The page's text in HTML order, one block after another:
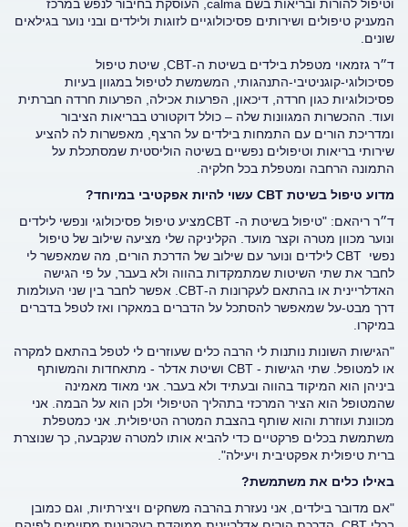
וטיפול להורות ובריאות בשם calma, העוסקת בחיבור לנפש במרכז
המעניק טיפולים ושירותים פסיכולוגיים לזוגות ולילדים ובני נוער בגילאים
שונים.
ד״ר גזמאוי מטפלת בילדים בשיטת ה-CBT, שיטת טיפול
פסיכולוגי-קוגניטיבי-התנהגותי, המשמשת לטיפול במגוון בעיות
פסיכולוגיות כגון חרדה, דיכאון, הפרעות אכילה, הפרעות חרדה חברתית
ועוד. ההכשרות המגוונות שלה – כולל דוקטורט בבריאות הציבור
ומדריכת הורים עם התמחות בילדים על הרצף, מאפשרות לה להציע
שירותי בריאות וטיפולים נפשיים בשיטה הוליסטית שמסתכלת על
התמונה הרחבה ומטפלת בכל חלקיה.
מדוע טיפול בשיטת CBT עשוי להיות אפקטיבי במיוחד?
ד״ר ריהאם: "טיפול בשיטת ה- CBTמציע טיפול פסיכולוגי ונפשי לילדים
ונוער מכוון מטרה וקצר מועד. הקליניקה שלי מציעה שילוב של טיפול
נפשי CBT
לילדים ונוער עם שילוב של הדרכת הורים, מה שמאפשר לי
לחבר את שתי השיטות שמתמקדות בהווה ולא בעבר, על פי הגישה
האדלריינית או בהתאם לעקרונות ה-
CBT. אפשר לחבר בין שני העולמות
דרך מבט-על שמאפשר להסתכל על הדברים במאקרו ואז לטפל בדברים
במיקרו.
"הגישות השונות נותנות לי הרבה כלים שעוזרים לי לטפל בהתאם למקרה
או למטופל. שתי הגישות - CBT
ושיטת אדלר - מתאחדות והמשותף
ביניהן הוא המיקוד בהווה ובעתיד ולא בעבר. אני מאוד מאמינה
שהמטופל הוא הציר המרכזי בתהליך הטיפולי ולכן הוא על הבמה. אני
מכוונת ועוזרת והוא שותף בהצבת המטרה הטיפולית. אני כמטפלת
משתמשת בכלים פרקטיים כדי להביא אותו למטרה שנקבעה, כך שנוצרת
ברית טיפולית אפקטיבית ויעילה".
באילו כלים את משתמשת?
"אם מדובר בילדים, אני נעזרת בהרבה משחקים ויצירתיות, וגם כמובן